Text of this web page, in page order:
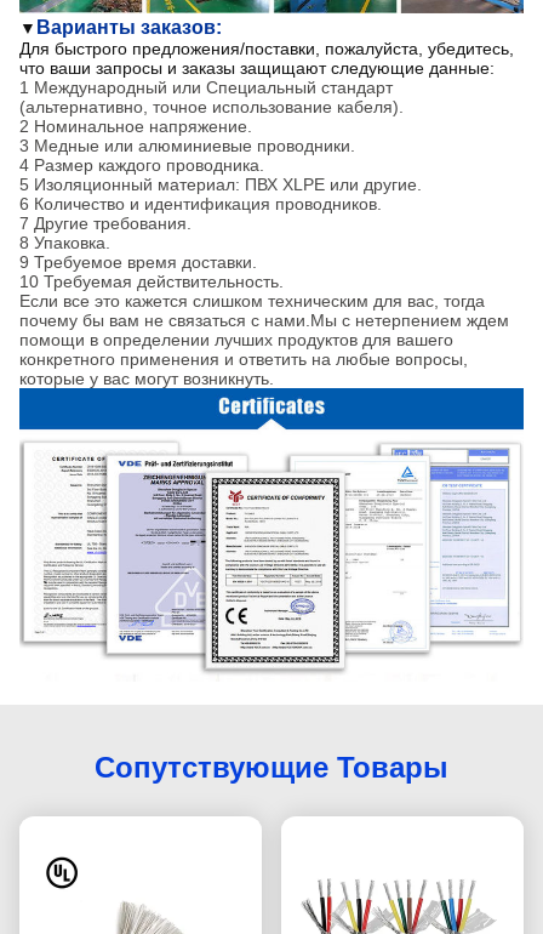
▼ Варианты заказов:
Для быстрого предложения/поставки, пожалуйста, убедитесь,
что ваши запросы и заказы защищают следующие данные:
1 Международный или Специальный стандарт
(альтернативно, точное использование кабеля).
2 Номинальное напряжение.
3 Медные или алюминиевые проводники.
4 Размер каждого проводника.
5 Изоляционный материал: ПВХ XLPE или другие.
6 Количество и идентификация проводников.
7 Другие требования.
8 Упаковка.
9 Требуемое время доставки.
10 Требуемая действительность.
Если все это кажется слишком техническим для вас, тогда
почему бы вам не связаться с нами.Мы с нетерпением ждем
помощи в определении лучших продуктов для вашего
конкретного применения и ответить на любые вопросы,
которые у вас могут возникнуть.
Сопутствующие Товары